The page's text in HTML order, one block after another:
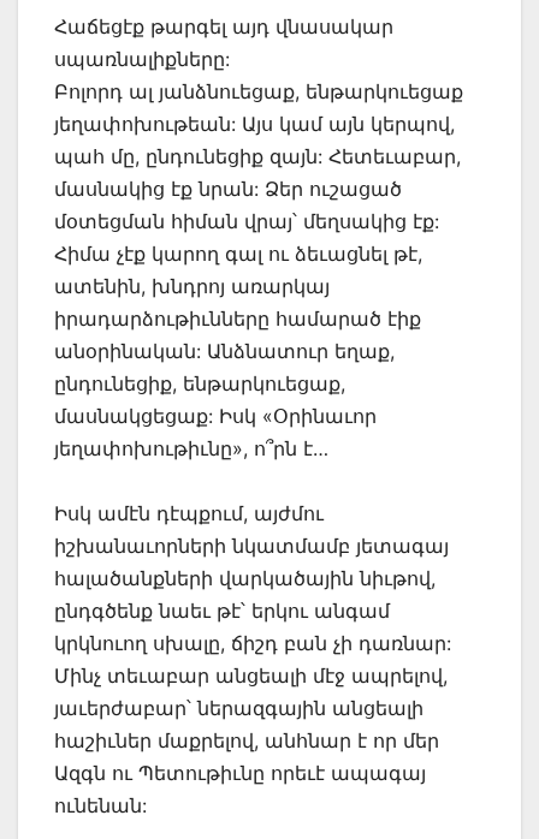
Հաճեցէք թարգել այդ վնասակար
սպառնալիքները:
Բոլորդ ալ յանձնուեցաք, ենթարկուեցաք
յեղափոխութեան: Այս կամ այն կերպով,
պահ մը, ընդունեցիք զայն: Հետեւաբար,
մասնակից էք նրան: Ձեր ուշացած
մօտեցման հիման վրայ՝ մեղսակից էք:
Հիմա չէք կարող գալ ու ձեւացնել թէ,
ատենին, խնդրոյ առարկայ
իրադարձութիւնները համարած էիք
անօրինական: Անձնատուր եղաք,
ընդունեցիք, ենթարկուեցաք,
մասնակցեցաք: Իսկ «Օրինաւոր
յեղափոխութիւնը», ո՞րն է…
Իսկ ամէն դէպքում, այժմու
իշխանաւորների նկատմամբ յետագայ
հալածանքների վարկածային նիւթով,
ընդգծենք նաեւ թէ՝ երկու անգամ
կրկնուող սխալը, ճիշդ բան չի դառնար:
Մինչ տեւաբար անցեալի մէջ ապրելով,
յաւերժաբար՝ ներազգային անցեալի
հաշիւներ մաքրելով, անհնար է որ մեր
Ազգն ու Պետութիւնը որեւէ ապագայ
ունենան: